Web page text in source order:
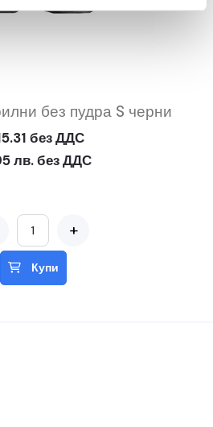
без пудра S черни
без ДДС
лв. без ДДС
+
Купи